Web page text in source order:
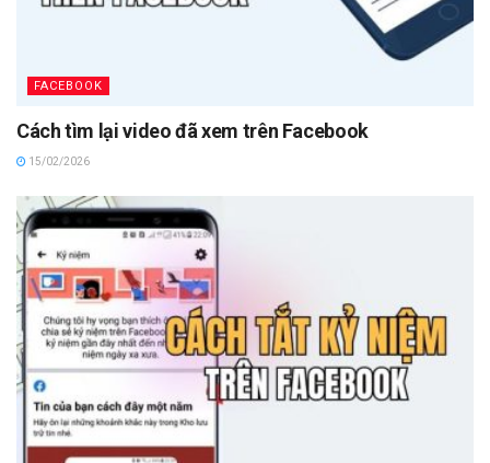
FACEBOOK
Cách tìm lại video đã xem trên Facebook
15/02/2026